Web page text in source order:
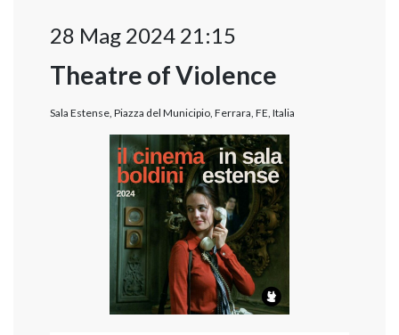
28 Mag 2024 21:15
Theatre of Violence
Sala Estense, Piazza del Municipio, Ferrara, FE, Italia